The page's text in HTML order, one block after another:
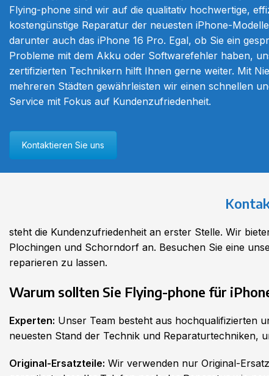
Flying-phone sind wir auf die qualitativ hochwertige,
kostengünstige Reparatur der neuesten iPhone-
darunter auch das iPhone 16 Pro. Egal, ob Sie ein
Probleme mit dem Akku oder Softwarefehler haben,
zertifizierten Technikern hilft Ihnen gerne weiter. Mit
mehreren Städten gewährleisten wir einen schnellen
Service mit Fokus auf Kundenzufriedenheit.
Kontaktieren Sie uns
steht die Kundenzufriedenheit an erster Stelle. Wir
Plochingen und Schorndorf an. Besuchen Sie eine
reparieren zu lassen.
Warum sollten Sie Flying-phone für
Experten: Unser Team besteht aus hochqualifizierten
neuesten Stand der Technik und Reparaturtechniken,
Original-Ersatzteile: Wir verwenden nur Original-